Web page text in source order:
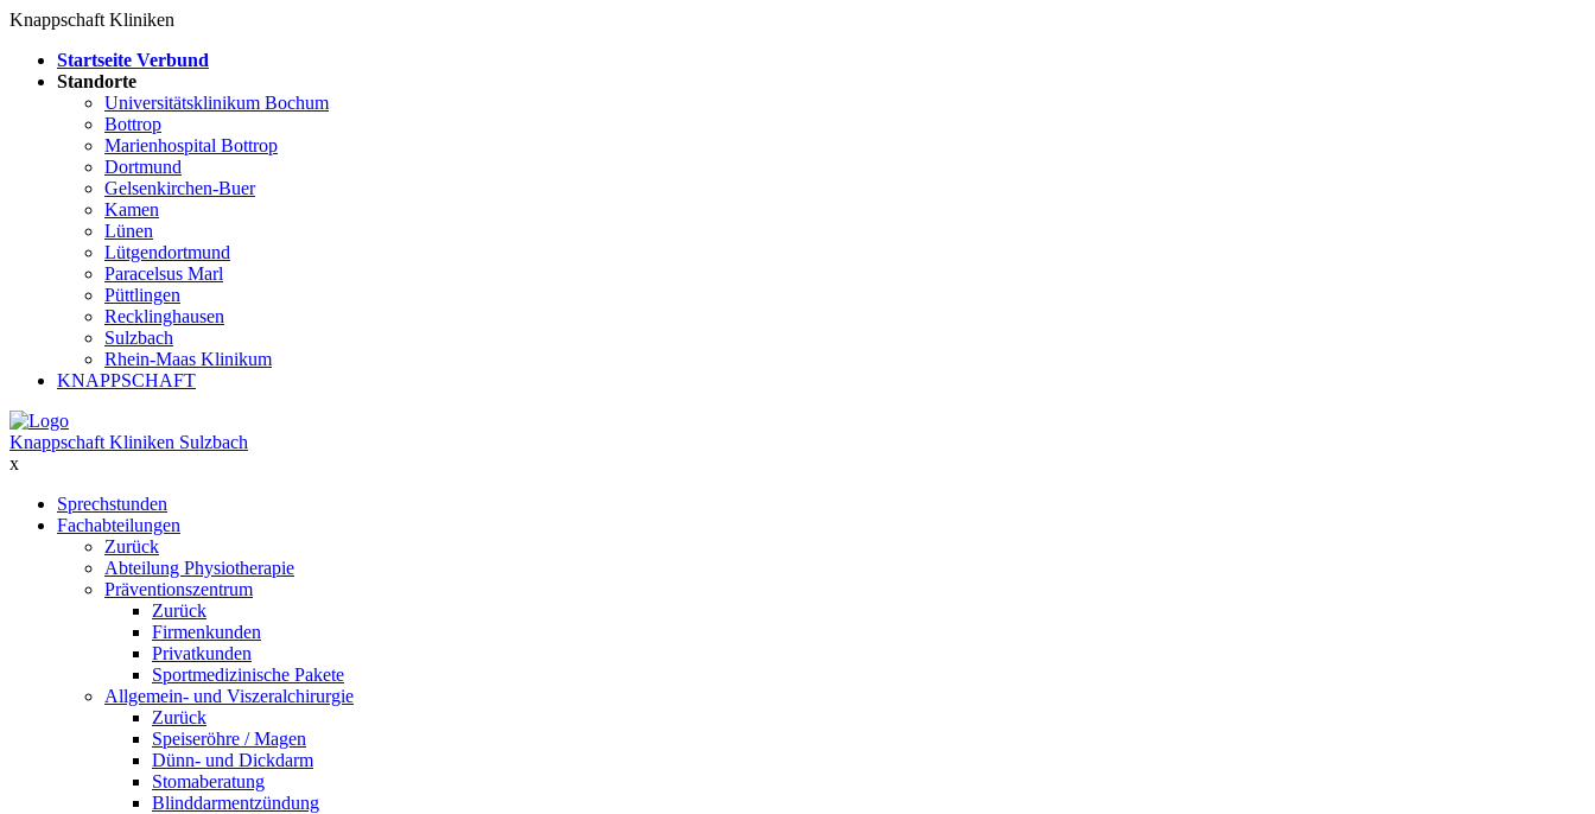
Knappschaft Kliniken
Startseite Verbund
Standorte
Universitätsklinikum Bochum
Bottrop
Marienhospital Bottrop
Dortmund
Gelsenkirchen-Buer
Kamen
Lünen
Lütgendortmund
Paracelsus Marl
Püttlingen
Recklinghausen
Sulzbach
Rhein-Maas Klinikum
KNAPPSCHAFT
Knappschaft Kliniken Sulzbach
x
Sprechstunden
Fachabteilungen
Zurück
Abteilung Physiotherapie
Präventionszentrum
Zurück
Firmenkunden
Privatkunden
Sportmedizinische Pakete
Allgemein- und Viszeralchirurgie
Zurück
Speiseröhre / Magen
Dünn- und Dickdarm
Stomaberatung
Blinddarmentzündung